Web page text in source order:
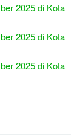
2025 di Kota
2025 di Kota
2025 di Kota